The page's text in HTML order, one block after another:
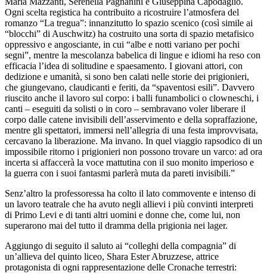
Ogni scelta registica ha contribuito a ricostruire l’atmosfera del
romanzo “La tregua”: innanzitutto lo spazio scenico (così simile ai
“blocchi” di Auschwitz) ha costruito una sorta di spazio metafisico
oppressivo e angosciante, in cui “albe e notti variano per pochi
segni”, mentre la mescolanza babelica di lingue e idiomi ha reso con
efficacia l’idea di solitudine e spaesamento. I giovani attori, con
dedizione e umanità, si sono ben calati nelle storie dei prigionieri,
che giungevano, claudicanti e feriti, da “spaventosi esili”. Davvero
riuscito anche il lavoro sul corpo: i balli funambolici o clowneschi, i
canti – eseguiti da solisti o in coro – sembravano voler liberare il
corpo dalle catene invisibili dell’asservimento e della sopraffazione,
mentre gli spettatori, immersi nell’allegria di una festa improvvisata,
cercavano la liberazione. Ma invano. In quel viaggio rapsodico di un
impossibile ritorno i prigionieri non possono trovare un varco: ad ora
incerta si affaccerà la voce mattutina con il suo monito imperioso e
la guerra con i suoi fantasmi parlerà muta da pareti invisibili.”
Senz’altro la professoressa ha colto il lato commovente e intenso di
un lavoro teatrale che ha avuto negli allievi i più convinti interpreti
di Primo Levi e di tanti altri uomini e donne che, come lui, non
superarono mai del tutto il dramma della prigionia nei lager.
Aggiungo di seguito il saluto ai “colleghi della compagnia” di
un’allieva del quinto liceo, Shara Ester Abruzzese, attrice
protagonista di ogni rappresentazione delle Cronache terrestri: